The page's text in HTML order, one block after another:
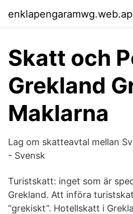
Skatt och
Grekland
Maklarna
Lag om skatteavtal mellan
- Svensk
Turistskatt: inget som är
Grekland. Att införa
“grekiskt”. Hotellskatt i